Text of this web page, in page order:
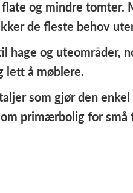
og mindre tomter.
de fleste behov
og uteområder,
lett å møblere.
som gjør den
primærbolig for